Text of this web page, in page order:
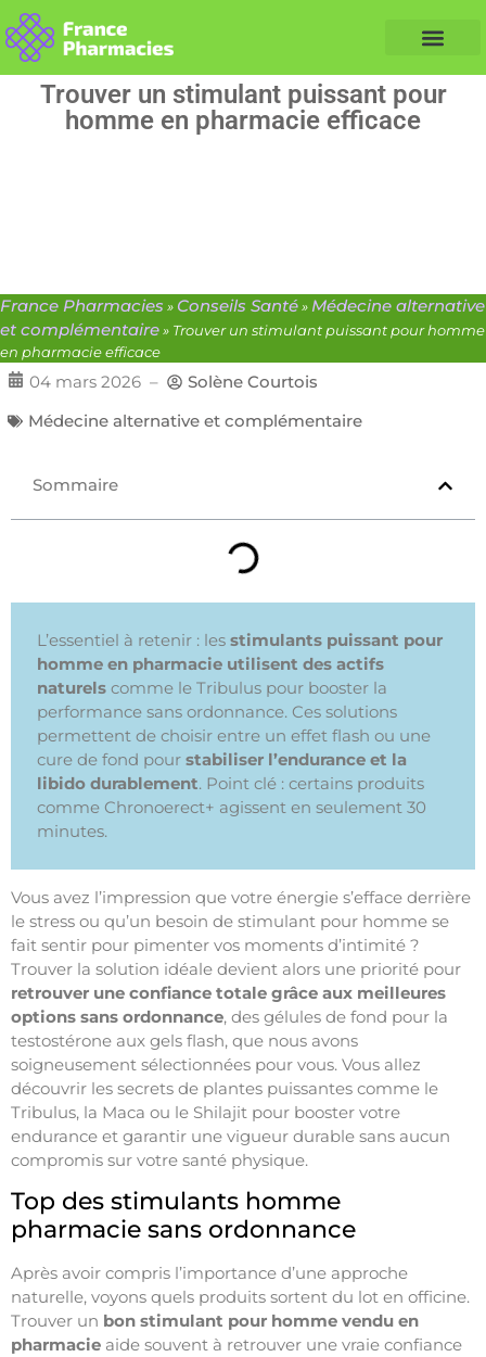
Trouver un stimulant puissant pour
homme en pharmacie efficace
France Pharmacies » Conseils Santé»Médecine alternative
et complémentaire» Trouver un stimulant puissant pour homme
en pharmacie efficace
04 mars 2026 –
Solène Courtois
Médecine alternative et complémentaire
Sommaire
L’essentiel à retenir : les stimulants puissant pour
homme en pharmacie utilisent des actifs
naturels comme le Tribulus pour booster la
performance sans ordonnance. Ces solutions
permettent de choisir entre un effet flash ou une
cure de fond pour stabiliser l’endurance et la
libido durablement. Point clé : certains produits
comme Chronoerect+ agissent en seulement 30
minutes.
Vous avez l’impression que votre énergie s’efface derrière
le stress ou qu’un besoin de stimulant pour homme se
fait sentir pour pimenter vos moments d’intimité ?
Trouver la solution idéale devient alors une priorité pour
retrouver une confiance totale grâce aux meilleures
options sans ordonnance, des gélules de fond pour la
testostérone aux gels flash, que nous avons
soigneusement sélectionnées pour vous. Vous allez
découvrir les secrets de plantes puissantes comme le
Tribulus, la Maca ou le Shilajit pour booster votre
endurance et garantir une vigueur durable sans aucun
compromis sur votre santé physique.
Top des stimulants homme
pharmacie sans ordonnance
Après avoir compris l’importance d’une approche
naturelle, voyons quels produits sortent du lot en officine.
Trouver un bon stimulant pour homme vendu en
pharmacie aide souvent à retrouver une vraie confiance